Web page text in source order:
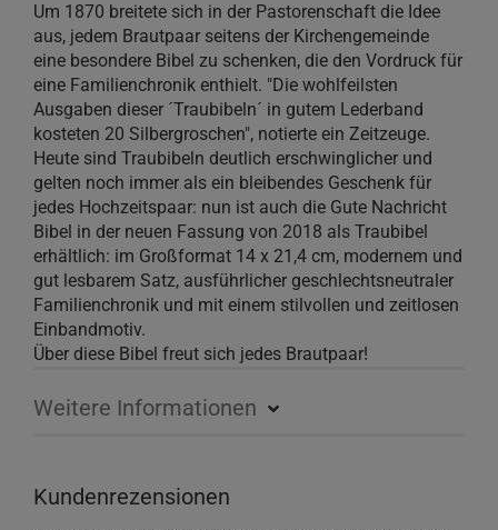
Um 1870 breitete sich in der Pastorenschaft die Idee
aus, jedem Brautpaar seitens der Kirchengemeinde
eine besondere Bibel zu schenken, die den Vordruck für
eine Familienchronik enthielt. "Die wohlfeilsten
Ausgaben dieser ´Traubibeln´ in gutem Lederband
kosteten 20 Silbergroschen", notierte ein Zeitzeuge.
Heute sind Traubibeln deutlich erschwinglicher und
gelten noch immer als ein bleibendes Geschenk für
jedes Hochzeitspaar: nun ist auch die Gute Nachricht
Bibel in der neuen Fassung von 2018 als Traubibel
erhältlich: im Großformat 14 x 21,4 cm, modernem und
gut lesbarem Satz, ausführlicher geschlechtsneutraler
Familienchronik und mit einem stilvollen und zeitlosen
Einbandmotiv.
Über diese Bibel freut sich jedes Brautpaar!
Weitere Informationen
Kundenrezensionen